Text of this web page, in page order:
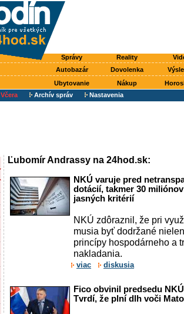
Správy Reality
Autobazár Dovolenka
Ubytovanie Nákup
Včera Archív správ Nastavenia
Ľubomír Andrassy na 24hod.sk:
NKÚ varuje pred
dotácií, takmer 30
jasných kritérií
NKÚ zdôraznil, že pri
musia byť dodržané
princípy hospodárneho a
nakladania.
viac diskusia
Fico obvinil predsedu
Tvrdí, že plní dlh voči